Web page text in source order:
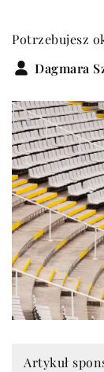
Potrzebujesz
Dagmara
Artykuł